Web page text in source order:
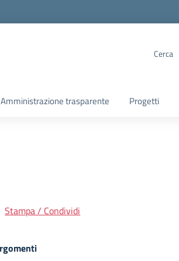
Cerca
Amministrazione trasparente Progetti
Stampa / Condividi